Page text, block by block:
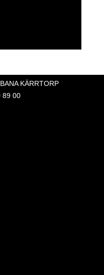
KÄRRTORP
89 00